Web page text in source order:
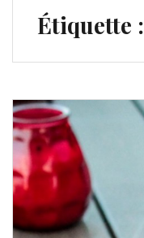
Étiquette :